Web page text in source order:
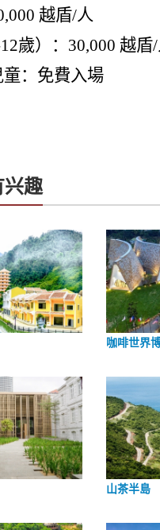
越盾/人
歲）：30,000 越盾
：免費入場
兴趣
咖啡世界
山茶半島